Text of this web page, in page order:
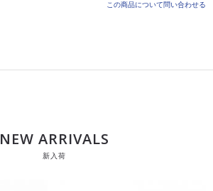
この商品について問い合わせる
NEW ARRIVALS
新入荷